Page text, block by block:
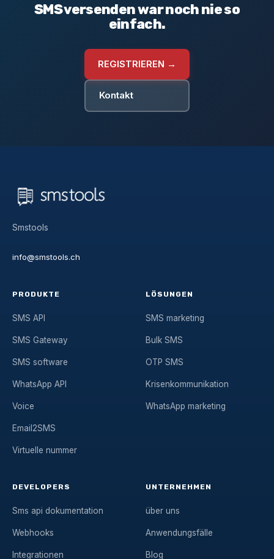
SMS versenden war noch nie so
einfach.
REGISTRIEREN →
Kontakt
Smstools
info@smstools.ch
PRODUKTE
SMS API
SMS Gateway
SMS software
WhatsApp API
Voice
Email2SMS
Virtuelle nummer
LÖSUNGEN
SMS marketing
Bulk SMS
OTP SMS
Krisenkommunikation
WhatsApp marketing
DEVELOPERS
Sms api dokumentation
Webhooks
Integrationen
UNTERNEHMEN
über uns
Anwendungsfälle
Blog